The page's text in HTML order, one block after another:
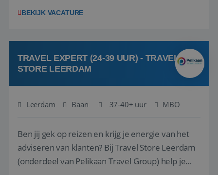
(onderdeel van Pelikaan Travel Group) zoeken
team het reisbureau verder...
BEKIJK VACATURE
TRAVEL EXPERT (24-39 UUR) - TRAVEL
STORE LEERDAM
Leerdam Baan 37-40+ uur MBO
Ben jij gek op reizen en krijg je energie van het
adviseren van klanten? Bij Travel Store Leerdam
(onderdeel van Pelikaan Travel Group) help je